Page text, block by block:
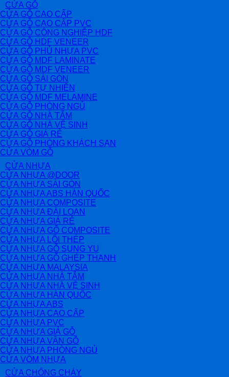
CỬA GỖ
CỬA GỖ CAO CẤP
CỬA GỖ CAO CẤP PVC
CỬA GỖ CÔNG NGHIỆP HDF
CỬA GỖ HDF VENEER
CỬA GỖ PHỦ NHỰA PVC
CỬA GỖ MDF LAMINATE
CỬA GỖ MDF VENEER
CỬA GỖ SÀI GÒN
CỬA GỖ TỰ NHIÊN
CỬA GỖ MDF MELAMINE
CỬA GỖ PHÒNG NGỦ
CỬA GỖ NHÀ TẮM
CỬA GỖ NHÀ VỆ SINH
CỬA GỖ GIÁ RẺ
CỬA GỖ PHÒNG KHÁCH SẠN
CỬA VÒM GỖ
CỬA NHỰA
CỬA NHỰA @DOOR
CỬA NHỰA SÀI GÒN
CỬA NHỰA ABS HÀN QUỐC
CỬA NHỰA COMPOSITE
CỬA NHỰA ĐÀI LOAN
CỬA NHỰA GIÁ RẺ
CỬA NHỰA GỖ COMPOSITE
CỬA NHỰA LÕI THÉP
CỬA NHỰA GỖ SUNG YU
CỬA NHỰA GỖ GHÉP THANH
CỬA NHỰA MALAYSIA
CỬA NHỰA NHÀ TẮM
CỬA NHỰA NHÀ VỆ SINH
CỬA NHỰA HÀN QUỐC
CỬA NHỰA ABS
CỬA NHỰA CAO CẤP
CỬA NHỰA PVC
CỬA NHỰA GIẢ GỖ
CỬA NHỰA VÂN GỖ
CỬA NHỰA PHÒNG NGỦ
CỬA VÒM NHỰA
CỬA CHỐNG CHÁY